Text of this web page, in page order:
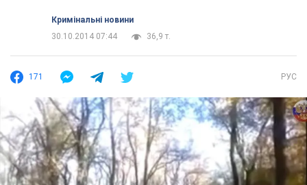
Кримінальні новини
30.10.2014 07:44
36,9 т.
171 РУС